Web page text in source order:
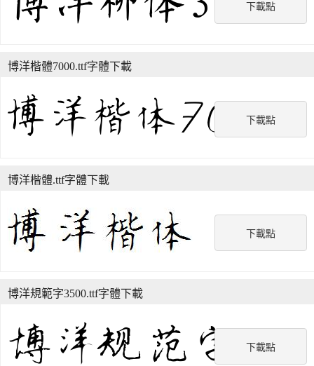
下載點
下載點
博洋楷體7000.ttf字體下載
下載點
博洋楷體.ttf字體下載
下載點
博洋規範字3500.ttf字體下載